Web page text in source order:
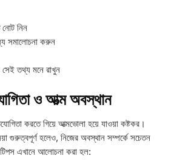
নোট নিন
সমালোচনা করুন
তথ্য মনে রাখুন
ও আত্ম অবস্থান
করতে গিয়ে আত্মভোলা হয়ে যাওয়া কষ্টকর।
গুরুত্বপূর্ণ হলেও, নিজের অবস্থান সম্পর্কে সচেতন
এখানে আলোচনা করা হল: